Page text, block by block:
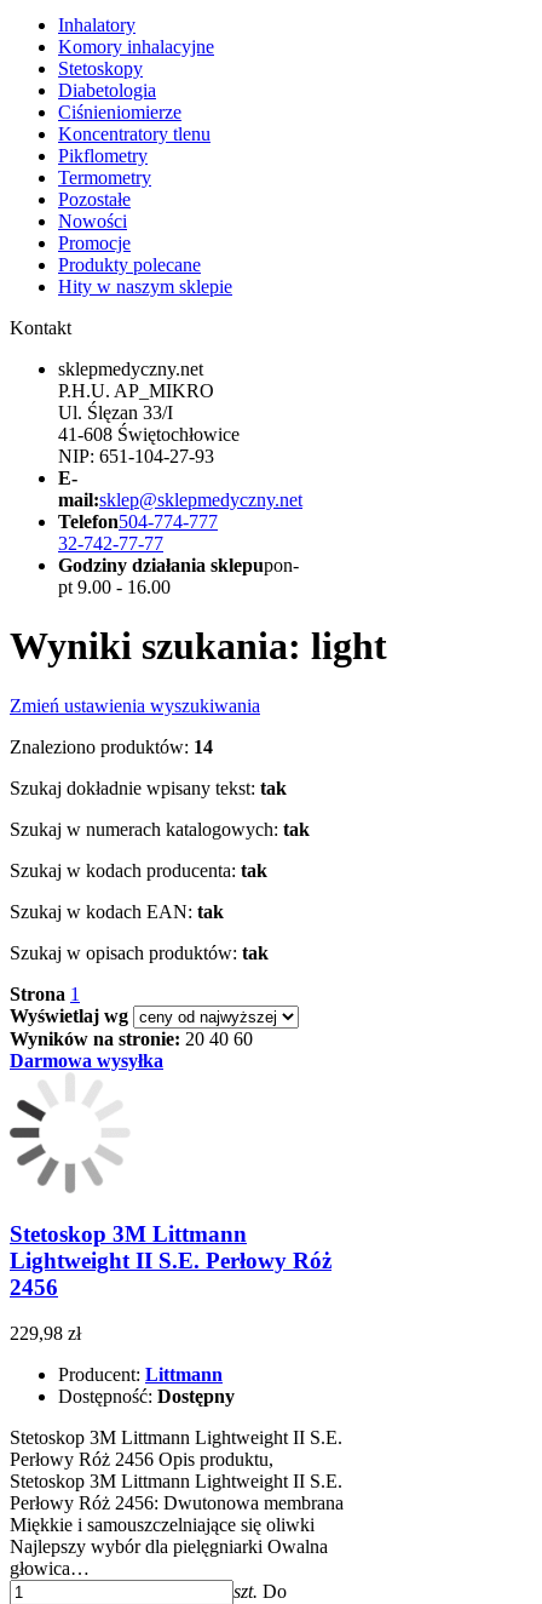
Inhalatory
Komory inhalacyjne
Stetoskopy
Diabetologia
Ciśnieniomierze
Koncentratory tlenu
Pikflometry
Termometry
Pozostałe
Nowości
Promocje
Produkty polecane
Hity w naszym sklepie
Kontakt
sklepmedyczny.net
P.H.U. AP_MIKRO
Ul. Ślęzan 33/I
41-608 Świętochłowice
NIP: 651-104-27-93
E-
mail:sklep@sklepmedyczny.net
Telefon504-774-777
32-742-77-77
Godziny działania sklepupon-
pt 9.00 - 16.00
Wyniki szukania: light
Zmień ustawienia wyszukiwania
Znaleziono produktów: 14
Szukaj dokładnie wpisany tekst: tak
Szukaj w numerach katalogowych: tak
Szukaj w kodach producenta: tak
Szukaj w kodach EAN: tak
Szukaj w opisach produktów: tak
Strona 1
Wyświetlaj wg
Wyników na stronie: 20 40 60
Darmowa wysyłka
Stetoskop 3M Littmann
Lightweight II S.E. Perłowy Róż
2456
229,98 zł
Producent: Littmann
Dostępność: Dostępny
Stetoskop 3M Littmann Lightweight II S.E.
Perłowy Róż 2456 Opis produktu,
Stetoskop 3M Littmann Lightweight II S.E.
Perłowy Róż 2456: Dwutonowa membrana
Miękkie i samouszczelniające się oliwki
Najlepszy wybór dla pielęgniarki Owalna
głowica…
szt. Do